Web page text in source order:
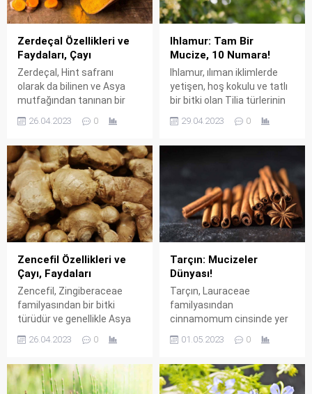
Zerdeçal Özellikleri ve
Faydaları, Çayı
Zerdeçal, Hint safranı
olarak da bilinen ve Asya
mutfağından tanınan bir
Japonya ve Güneydoğu
olan zerdeçal, kök
yumrularından elde edilen
baharatın adıdır. Zerdeçalın
kökleri, taze olarak veya toz
halinde kullanılır ve
yiyeceklere sarı bir renk
verir. Bunun yanı sıra,
zerdeçalın tıbbi özellikleri
de...
26.04.2023 0
Ihlamur: Tam Bir
Mucize, 10 Numara!
Ihlamur, ılıman iklimlerde
yetişen, hoş kokulu ve tatlı
bir bitki olan Tilia türlerinin
genellikle Avrupa, Asya ve
kozmetik amaçlar için
kullanılmaktadır. Ağacının
kabuğu, lifli ve serttir ve
grimsi-kahverengi bir renge
sahiptir. Yaprakları
genellikle kalp şeklindedir ve
ağacın dallarında
küçükÇiçek...
29.04.2023 0
Zencefil Özellikleri ve
Çayı, Faydaları
Zencefil, Zingiberaceae
familyasından bir bitki
türüdür ve genellikle Asya
baharattır. Latince adı
Zencefil bitkisi, sıcak, nemli
iklimlerde yetişir ve kökleri
26.04.2023 0
Tarçın: Mucizeler
Dünyası!
Tarçın, Lauraceae
familyasından
cinnamomum cinsinde yer
bitkidir. kabuğu kullanılarak
baharatlı yemeklerde yaygın
olarak kullanılır. Hindistan,
01.05.2023 0